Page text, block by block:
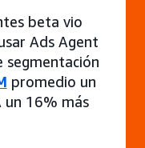
beta vio
Ads Agent
segmentación
promedio un
un 16% más